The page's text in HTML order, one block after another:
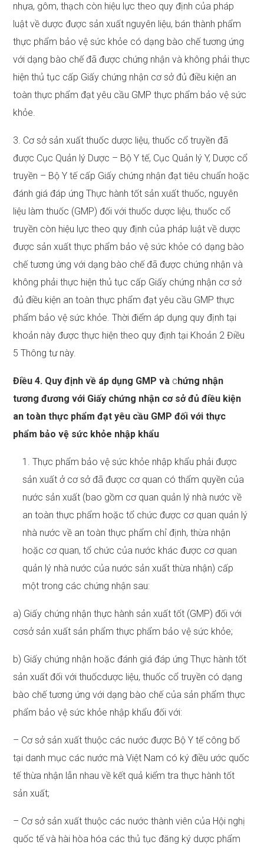
nhựa, gôm, thạch còn hiệu lực theo quy định của pháp
luật về dược được sản xuất nguyên liệu, bán thành phẩm
thực phẩm bảo vệ sức khỏe có dạng bào chế tương ứng
với dạng bào chế đã được chứng nhận và không phải thực
hiện thủ tục cấp Giấy chứng nhận cơ sở đủ điều kiện an
toàn thực phẩm đạt yêu cầu GMP thực phẩm bảo vệ sức
khỏe.
3. Cơ sở sản xuất thuốc dược liệu, thuốc cổ truyền đã
được Cục Quản lý Dược – Bộ Y tế, Cục Quản lý Y, Dược cổ
truyền – Bộ Y tế cấp Giấy chứng nhận đạt tiêu chuẩn hoặc
đánh giá đáp ứng Thực hành tốt sản xuất thuốc, nguyên
liệu làm thuốc (GMP) đối với thuốc dược liệu, thuốc cổ
truyền còn hiệu lực theo quy định của pháp luật về dược
được sản xuất thực phẩm bảo vệ sức khỏe có dạng bào
chế tương ứng với dạng bào chế đã được chứng nhận và
không phải thực hiện thủ tục cấp Giấy chứng nhận cơ sở
đủ điều kiện an toàn thực phẩm đạt yêu cầu GMP thực
phẩm bảo vệ sức khỏe. Thời điểm áp dụng quy định tại
khoản này được thực hiện theo quy định tại Khoản 2 Điều
5 Thông tư này.
Điều 4. Quy định về áp dụng GMP và chứng nhận
tương đương với Giấy chứng nhận cơ sở đủ điều kiện
an toàn thực phẩm đạt yêu cầu GMP đối với thực
phẩm bảo vệ sức khỏe nhập khẩu
1. Thực phẩm bảo vệ sức khỏe nhập khẩu phải được
sản xuất ở cơ sở đã được cơ quan có thẩm quyền của
nước sản xuất (bao gồm cơ quan quản lý nhà nước về
an toàn thực phẩm hoặc tổ chức được cơ quan quản lý
nhà nước về an toàn thực phẩm chỉ định, thừa nhận
hoặc cơ quan, tổ chức của nước khác được cơ quan
quản lý nhà nước của nước sản xuất thừa nhận) cấp
một trong các chứng nhận sau:
a) Giấy chứng nhận thực hành sản xuất tốt (GMP) đối với
cơsở sản xuất sản phẩm thực phẩm bảo vệ sức khỏe;
b) Giấy chứng nhận hoặc đánh giá đáp ứng Thực hành tốt
sản xuất đối với thuốcdược liệu, thuốc cổ truyền có dạng
bào chế tương ứng với dạng bào chế của sản phẩm thực
phẩm bảo vệ sức khỏe nhập khẩu đối với:
– Cơ sở sản xuất thuộc các nước được Bộ Y tế công bố
tại danh mục các nước mà Việt Nam có ký điều ước quốc
tế thừa nhận lẫn nhau về kết quả kiểm tra thực hành tốt
sản xuất;
– Cơ sở sản xuất thuộc các nước thành viên của Hội nghị
quốc tế và hài hòa hóa các thủ tục đăng ký dược phẩm